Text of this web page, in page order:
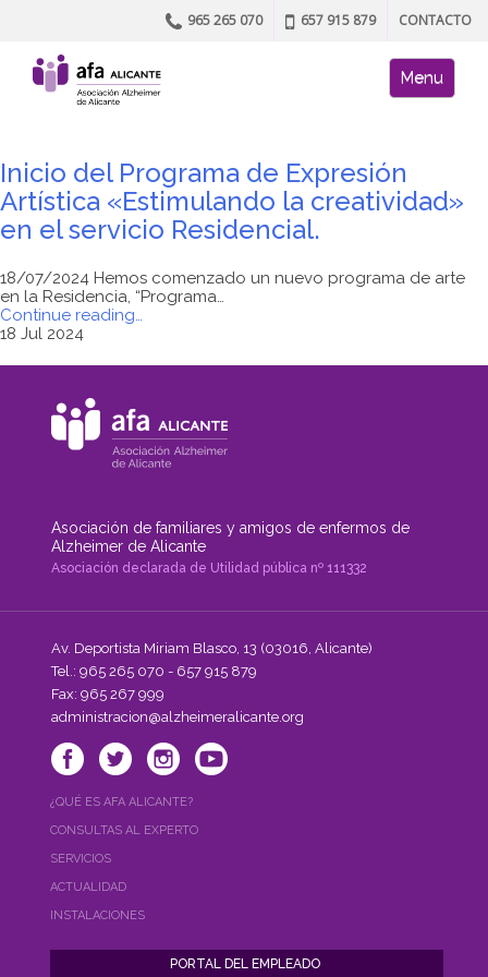
965 265 070 657 915 879 CONTACTO
AFA site
Skip to content
Menu
Inicio del Programa de Expresión
Artística «Estimulando la creatividad»
en el servicio Residencial.
18/07/2024 Hemos comenzado un nuevo programa de arte
en la Residencia, “Programa…
Continue reading
de
Artística
«Estimulando
la
creatividad»
servicio
Residencial."
…
18 Jul 2024
Asociación de familiares y amigos de enfermos de
Alzheimer de Alicante
Asociación declarada de Utilidad pública nº 111332
Av. Deportista Miriam Blasco, 13 (03016, Alicante)
Tel.: 965 265 070 - 657 915 879
Fax: 965 267 999
administracion@alzheimeralicante.org
¿QUÉ ES AFA ALICANTE?
CONSULTAS AL EXPERTO
SERVICIOS
ACTUALIDAD
INSTALACIONES